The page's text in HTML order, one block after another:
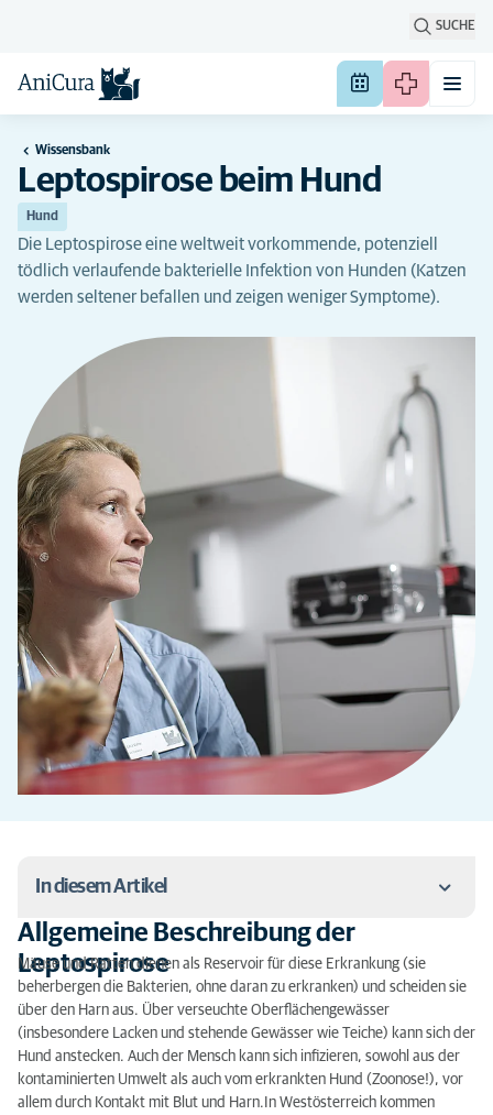
SUCHE
Wissensbank
Leptospirose beim Hund
Hund
Die Leptospirose eine weltweit vorkommende, potenziell
tödlich verlaufende bakterielle Infektion von Hunden (Katzen
werden seltener befallen und zeigen weniger Symptome).
In diesem Artikel
Allgemeine Beschreibung der Leptospirose
Symptome der Leptospirose beim Hund
Diagnostik
Therapie
Allgemeine Beschreibung der
Leptospirose
Mäuse und Ratten dienen als Reservoir für diese Erkrankung (sie
beherbergen die Bakterien, ohne daran zu erkranken) und scheiden sie
über den Harn aus. Über verseuchte Oberflächengewässer
(insbesondere Lacken und stehende Gewässer wie Teiche) kann sich der
Hund anstecken. Auch der Mensch kann sich infizieren, sowohl aus der
kontaminierten Umwelt als auch vom erkrankten Hund (Zoonose!), vor
allem durch Kontakt mit Blut und Harn.In Westösterreich kommen